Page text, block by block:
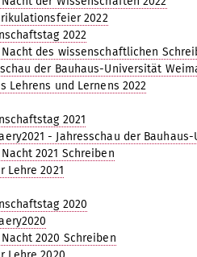
2022
2022
Nacht des wissenschaftlichen
der Bauhaus-Universität
Lehrens und Lernens 2022
2021
- Jahresschau der
2021 Schreiben
Lehre 2021
2020
2020 Schreiben